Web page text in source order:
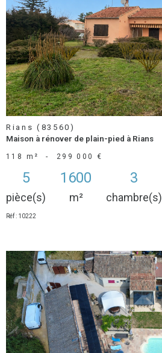
voir le
bien
Rians (83560)
Maison à rénover de plain-pied à Rians
118 m² - 299 000 €
5
pièce(s)
1600
m²
3
chambre(s)
Réf : 10222
voir le
bien